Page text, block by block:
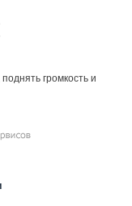
громкость и